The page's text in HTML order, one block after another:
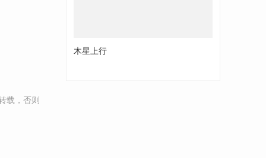
载，否则
木星上行